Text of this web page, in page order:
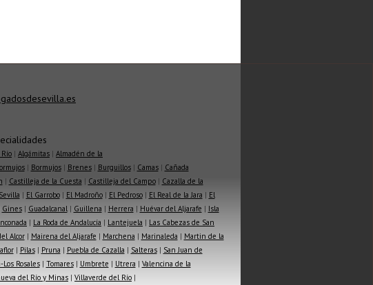
| Algámitas | Almadén de la
| Bormujos| Brenes| Burguillos| Camas| Cañada
| Castilleja de la Cuesta | Castilleja del Campo| Cazalla de la
| El Garrobo| El Madroño| El Pedroso| El Real de la Jara | El
Gines| Guadalcanal| Guillena | Herrera | Huévar del Aljarafe | Isla
| La Roda de Andalucía | Lantejuela | Las Cabezas de San
Alcor| Mairena del Aljarafe | Marchena | Marinaleda | Martin de la
| Pilas| Pruna | Puebla de Cazalla | Salteras| San Juan de
Los Rosales| Tomares| Umbrete | Utrera | Valencina de la
del Río y Minas | Villaverde del Río |